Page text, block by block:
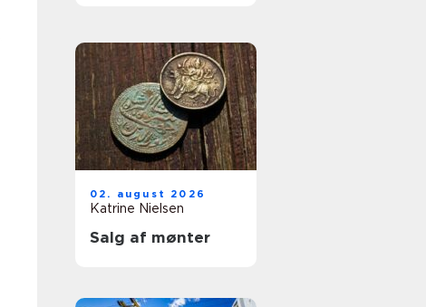
02. august 2026
Katrine Nielsen
Salg af mønter